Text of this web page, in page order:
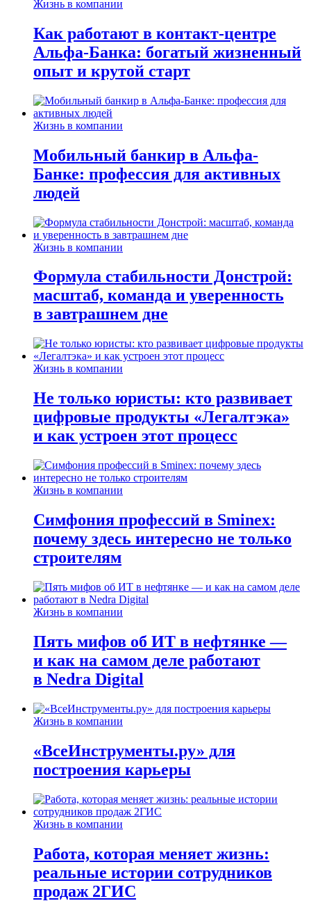
Жизнь в компании
Как работают в контакт-центре
Альфа-Банка: богатый жизненный
опыт и крутой старт
Жизнь в компании
Мобильный банкир в Альфа-
Банке: профессия для активных
людей
Жизнь в компании
Формула стабильности Донстрой:
масштаб, команда и уверенность
в завтрашнем дне
Жизнь в компании
Не только юристы: кто развивает
цифровые продукты «Легалтэка»
и как устроен этот процесс
Жизнь в компании
Симфония профессий в Sminex:
почему здесь интересно не только
строителям
Жизнь в компании
Пять мифов об ИТ в нефтянке —
и как на самом деле работают
в Nedra Digital
Жизнь в компании
«ВсеИнструменты.ру» для
построения карьеры
Жизнь в компании
Работа, которая меняет жизнь:
реальные истории сотрудников
продаж 2ГИС